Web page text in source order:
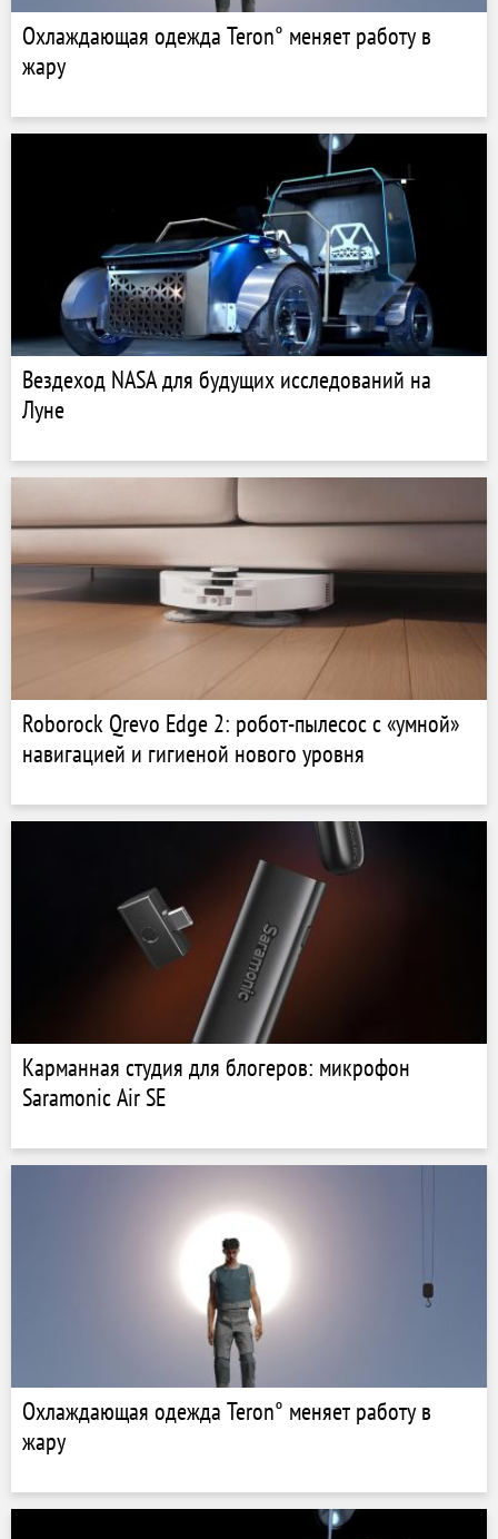
Охлаждающая одежда Teron° меняет работу в
жару
Вездеход NASA для будущих исследований на
Луне
Roborock Qrevo Edge 2: робот-пылесос с «умной»
навигацией и гигиеной нового уровня
Карманная студия для блогеров: микрофон
Saramonic Air SE
Охлаждающая одежда Teron° меняет работу в
жару